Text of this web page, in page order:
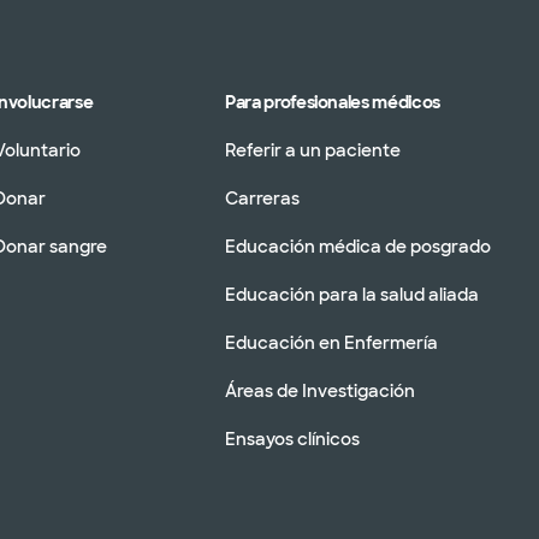
sangre
Para profesionales médicos
Referir a un paciente
Carreras
Educación médica de posgrado
Educación para la salud aliada
Educación en Enfermería
Áreas de Investigación
Ensayos clínicos